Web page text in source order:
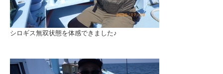
シロギス無双状態を体感できました♪